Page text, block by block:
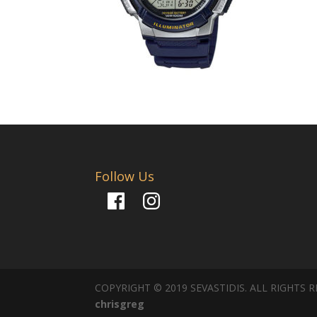
Follow Us
FacebookInstagram
COPYRIGHT © 2019 SEVASTIDIS. ALL RIGHTS
chrisgreg